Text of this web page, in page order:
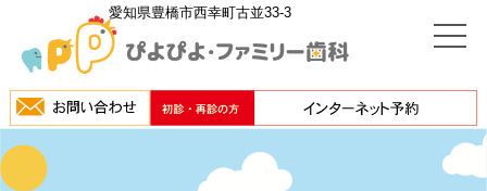
愛知県豊橋市西幸町古並33-3